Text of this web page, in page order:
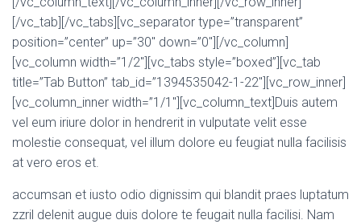
[/vc_tab][/vc_tabs][vc_separator type=”transparent”
position=”center” up=”30″ down=”0″][/vc_column]
[vc_column width=”1/2″][vc_tabs style=”boxed”][vc_tab
title=”Tab Button” tab_id=”1394535042-1-22″][vc_row_inner]
[vc_column_inner width=”1/1″][vc_column_text]Duis autem
vel eum iriure dolor in hendrerit in vulputate velit esse
molestie consequat, vel illum dolore eu feugiat nulla facilisis
at vero eros et.
accumsan et iusto odio dignissim qui blandit praes luptatum
zzril delenit augue duis dolore te feugait nulla facilisi. Nam